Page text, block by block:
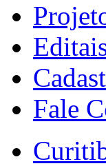
Fale